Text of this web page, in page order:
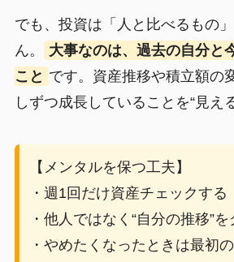
でも、投資は「人と比べるもの
ん。
大事なのは、過去の自分と
こと です。資産推移や積立額の
しずつ成長していることを“見え
【メンタルを保つ工夫】
・週1回だけ資産チェックする
・他人ではなく“自分の推移”
・やめたくなったときは最初